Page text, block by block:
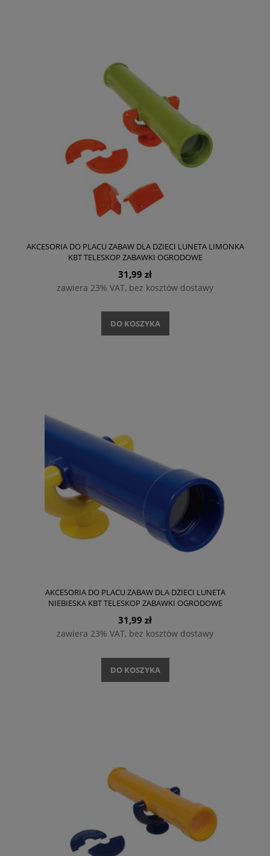
AKCESORIA DO PLACU ZABAW DLA DZIECI LUNETA LIMONKA
KBT TELESKOP ZABAWKI OGRODOWE
31,99 zł
zawiera 23% VAT, bez kosztów dostawy
DO KOSZYKA
AKCESORIA DO PLACU ZABAW DLA DZIECI LUNETA
NIEBIESKA KBT TELESKOP ZABAWKI OGRODOWE
31,99 zł
zawiera 23% VAT, bez kosztów dostawy
DO KOSZYKA